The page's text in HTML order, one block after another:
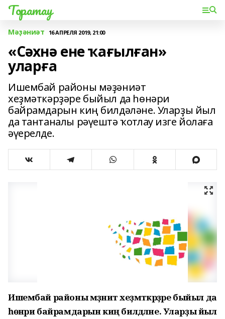
Торатау
Мәҙәниәт 16 АПРЕЛЯ 2019, 21:00
«Сәхнә ене ҡағылған»
уларға
Ишембай районы мәҙәниәт
хеҙмәткәрҙәре быйыл да һөнәри
байрамдарын киң билдәләне. Уларҙы йыл
да тантаналы рәүештә ҡотлау изге йолаға
әүерелде.
Ишембай районы мәҙәниәт хеҙмәткәрҙәре быйыл да
һөнәри байрамдарын киң билдәләне. Уларҙы йыл